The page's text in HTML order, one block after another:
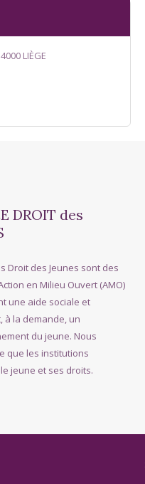
LIÈGE
DROIT des
Droit des Jeunes sont des
en Milieu Ouvert (AMO)
une aide sociale et
à la demande, un
du jeune. Nous
que les institutions
jeune et ses droits.